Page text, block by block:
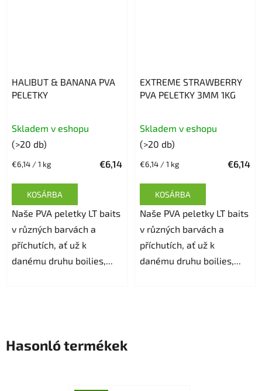
HALIBUT & BANANA PVA
PELETKY
Skladem v eshopu
(>20 db)
€6,14
Egységár:
€6,14 / 1 kg
KOSÁRBA
Naše PVA peletky LT baits
v různých barvách a
příchutích, ať už k
danému druhu boilies,...
EXTREME STRAWBERRY
PVA PELETKY 3MM 1KG
termék
értékelése
5-
5,0
csillag.
Skladem v eshopu
(>20 db)
€6,14
Egységár:
€6,14 / 1 kg
KOSÁRBA
Naše PVA peletky LT baits
v různých barvách a
příchutích, ať už k
danému druhu boilies,...
Hasonló termékek